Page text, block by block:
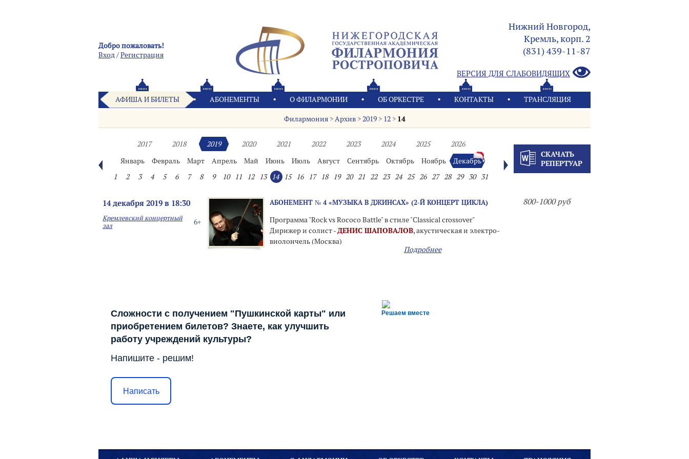
Добро пожаловать!
Вход/Pегистрация
Нижний Новгород,
Кремль, корп. 2
(831) 439-11-87
ВЕРСИЯ ДЛЯ СЛАБОВИДЯЩИХ
АФИША И БИЛЕТЫ АБОНЕМЕНТЫ О ФИЛАРМОНИИ OБ ОРКЕСТРЕ КОНТАКТЫ ТРАНСЛЯЦИЯ
Филармония>Архив>2019> 12> 14
2017 2018 2019 2020 2021 2022 2023 2024 2025
2026
Январь
Февраль Март Апрель Май Июнь Июль Август Сентябрь Октябрь Ноябрь
Декабрь
1
2 3 4 5 6 7 8 9 10 11 12 13 14 15 16 17 18 19 20 21 22 23 24 25 26 27 28 29 30 31
СКАЧАТЬ
РЕПЕРТУАР
14 декабря 2019 в 18:30
6+
Кремлевский концертный
зал
АБОНЕМЕНТ № 4 «МУЗЫКА В ДЖИНСАХ» (2-Й КОНЦЕРТ ЦИКЛА)
Программа "Rock vs Rococo Battle" в стиле "Classical crossover"
Дирижер и солист -ДЕНИС ШАПОВАЛОВ, акустическая и электро-
виолончель (Москва)
Подробнее
800-1000 руб
Решаем вместе
Сложности с получением "Пушкинской карты" или
приобретением билетов? Знаете, как улучшить
работу учреждений культуры?
Напишите - решим!
Написать